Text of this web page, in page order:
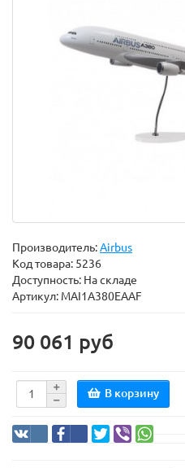
Производитель:Airbus
Код товара: 5236
Доступность: На складе
Артикул: MAI1A380EAAF
90 061 руб
В корзину